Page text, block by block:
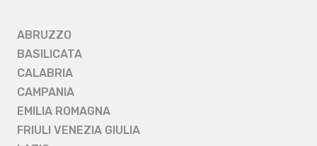
ABRUZZO
BASILICATA
CALABRIA
CAMPANIA
EMILIA ROMAGNA
FRIULI VENEZIA GIULIA